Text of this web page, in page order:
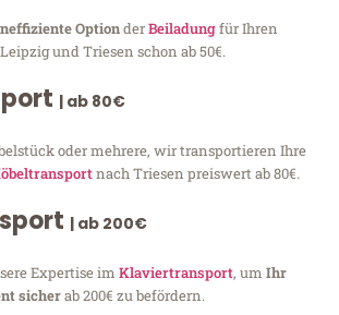
OptionderBeiladungfür Ihren
und Triesen schon ab 50€.
| ab 80€
oder mehrere, wir transportieren Ihre
nach Triesen preiswert ab 80€.
| ab 200€
Expertise im Klaviertransport, um Ihr
sicherab 200€ zu befördern.